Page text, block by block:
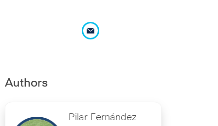
Authors
Pilar Fernández